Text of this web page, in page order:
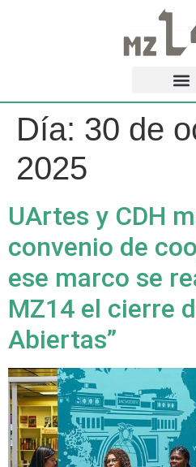
Día: 30 de
2025
UArtes y CDH
convenio de
ese marco se
MZ14 el cierre
Abiertas”